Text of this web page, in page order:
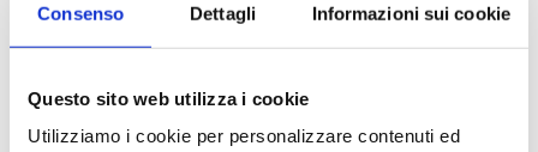
Consenso Dettagli Informazioni sui cookie
Questo sito web utilizza i cookie
Utilizziamo i cookie per personalizzare contenuti ed
07G02000F G 1 M - (G 1 M+G 3/4 F)